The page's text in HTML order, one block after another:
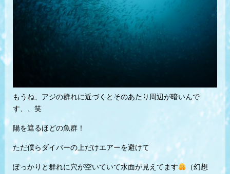
もうね、アジの群れに近づくとそのあたり周辺が暗いんで
す、、笑
陽を遮るほどの魚群！
ただ僕らダイバーの上だけエアーを避けて
ぽっかりと群れに穴が空いていて水面が見えてます
（幻想